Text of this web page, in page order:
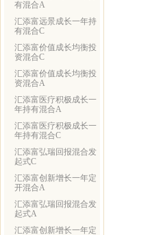
有混合A
汇添富远景成长一年持
有混合C
汇添富价值成长均衡投
资混合C
汇添富价值成长均衡投
资混合A
汇添富医疗积极成长一
年持有混合A
汇添富医疗积极成长一
年持有混合C
汇添富弘瑞回报混合发
起式C
汇添富创新增长一年定
开混合A
汇添富弘瑞回报混合发
起式A
汇添富创新增长一年定